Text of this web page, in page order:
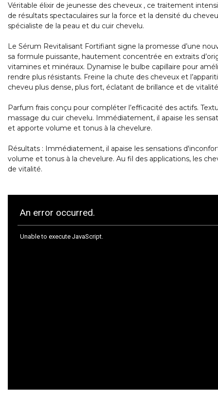
Véritable élixir de jeunesse des cheveux , ce traitement
de résultats spectaculaires sur la force et la densité du
spécialiste de la peau et du cuir chevelu.
Le Sérum Revitalisant Fortifiant signe la promesse d’une
sa formule puissante, hautement concentrée en extraits
vitamines et minéraux. Dynamise le bulbe capillaire pour
rendre plus résistants. Freine la chute des cheveux et
cheveu plus dense, plus fort, éclatant de brillance et de
Parfum frais conçu pour compléter l’efficacité des actifs.
massage du cuir chevelu. Immédiatement, il apaise les
et apporte volume et tonus à la chevelure.
Résultats : Immédiatement, il apaise les sensations
volume et tonus à la chevelure. Au fil des applications, les
de vitalité.